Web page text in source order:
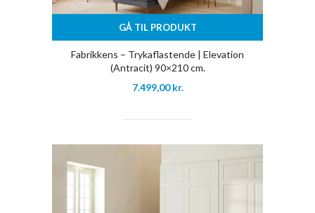
GÅ TIL PRODUKT
Fabrikkens – Trykaflastende | Elevation
(Antracit) 90×210 cm.
7.499,00kr.